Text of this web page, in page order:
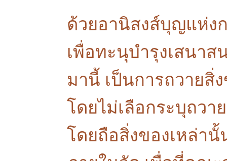
ด้วยอานิสงส์บุญแห่ง
เพื่อทะนุบำรุงเสนา
มานี้ เป็นการถวายสิ่
โดยไม่เลือกระบุถวา
โดยถือสิ่งของเหล่า